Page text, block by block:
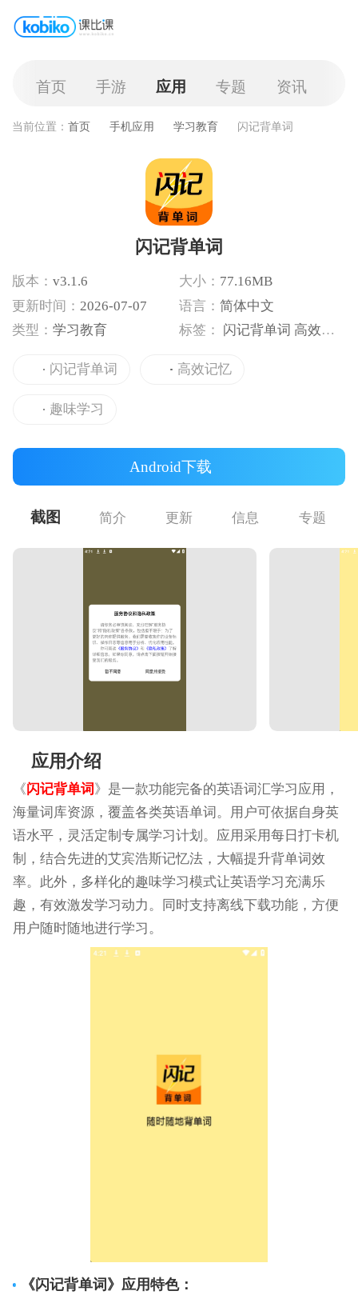
首页 手游 应用 专题 资讯
当前位置： 首页 手机应用 学习教育 闪记背单词
闪记背单词
版本： v3.1.6 大小： 77.16MB
更新时间： 2026-07-07 语言： 简体中文
类型： 学习教育 标签： 闪记背单词 高效记忆
闪记背单词 高效记忆
趣味学习
Android下载
截图 简介 更新 信息 专题
应用介绍
《闪记背单词 》是一款功能完备的英语词汇学习应用，
海量词库资源，覆盖各类英语单词。用户可依据自身英
语水平，灵活定制专属学习计划。应用采用每日打卡机
制，结合先进的艾宾浩斯记忆法，大幅提升背单词效
率。此外，多样化的趣味学习模式让英语学习充满乐
趣，有效激发学习动力。同时支持离线下载功能，方便
用户随时随地进行学习。
《闪记背单词 》应用特色：